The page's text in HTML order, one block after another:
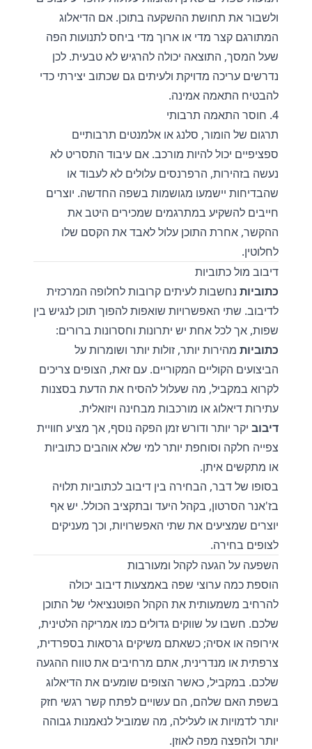
ולשבור את תחושת ההשקעה בתוכן. אם הדיאלוג
המתורגם קצר מדי או ארוך מדי ביחס לתנועות הפה
שעל המסך, התוצאה יכולה להרגיש לא טבעית. לכן
נדרשים עריכה מדויקת ולעיתים גם שכתוב יצירתי כדי
להבטיח התאמה אמינה.
4. חוסר התאמה תרבותי
תרגום של הומור, סלנג או אלמנטים תרבותיים
ספציפיים יכול להיות מורכב. אם עיבוד התסריט לא
נעשה בזהירות, הרפרנסים עלולים לא לעבוד או
שהבדיחות יישמעו מגושמות בשפה החדשה. יוצרים
חייבים להשקיע במתרגמים שמכירים היטב את
ההקשר, אחרת התוכן עלול לאבד את הקסם שלו
לחלוטין.
דיבוב מול כתוביות
כתוביות נחשבות לעיתים קרובות לחלופה המרכזית
לדיבוב. שתי האפשרויות שואפות להפוך תוכן לנגיש בין
שפות, אך לכל אחת יש יתרונות וחסרונות ברורים:
כתוביות מהירות יותר, זולות יותר ושומרות על
הביצועים הקוליים המקוריים. עם זאת, הצופים צריכים
לקרוא במקביל, מה שעלול להסיח את הדעת בסצנות
עתירות דיאלוג או מורכבות מבחינה ויזואלית.
דיבוב יקר יותר ודורש זמן הפקה נוסף, אך מציע חוויית
צפייה חלקה וסוחפת יותר למי שלא אוהבים כתוביות
או מתקשים איתן.
בסופו של דבר, הבחירה בין דיבוב לכתוביות תלויה
בז'אנר הסרטון, בקהל היעד ובתקציב הכולל. יש אף
יוצרים שמציעים את שתי האפשרויות, וכך מעניקים
לצופים בחירה.
השפעה על הגעה לקהל ומעורבות
הוספת כמה ערוצי שפה באמצעות דיבוב יכולה
להרחיב משמעותית את הקהל הפוטנציאלי של התוכן
שלכם. חשבו על שווקים גדולים כמו אמריקה הלטינית,
אירופה או אסיה; כשאתם משיקים גרסאות בספרדית,
צרפתית או מנדרינית, אתם מרחיבים את טווח ההגעה
שלכם. במקביל, כאשר הצופים שומעים את הדיאלוג
בשפת האם שלהם, הם עשויים לפתח קשר רגשי חזק
יותר לדמויות או לעלילה, מה שמוביל לנאמנות גבוהה
יותר ולהפצה מפה לאוזן.